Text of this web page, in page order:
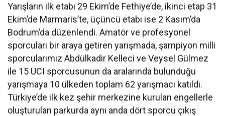
Yarışların ilk etabı 29 Ekim’de Fethiye’de, ikinci etap 31
Ekim’de Marmaris’te, üçüncü etabı ise 2 Kasım’da
Bodrum’da düzenlendi. Amatör ve profesyonel
sporcuları bir araya getiren yarışmada, şampiyon milli
sporcularımız Abdülkadir Kelleci ve Veysel Gülmez
ile 15 UCI sporcusunun da aralarında bulunduğu
yarışmaya 10 ülkeden toplam 62 yarışmacı katıldı.
Türkiye’de ilk kez şehir merkezine kurulan engellerle
oluşturulan parkurda aynı anda dört sporcu çıkış